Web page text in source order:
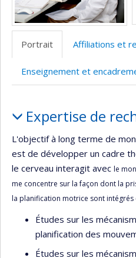
Portrait Affiliations et
Enseignement et
Expertise de
L'objectif à long terme de
est de développer un cadre
le cerveau interagit avec le
me concentre sur la façon dont la
la planification motrice sont intégrés
Études sur les
planification des
Études sur les